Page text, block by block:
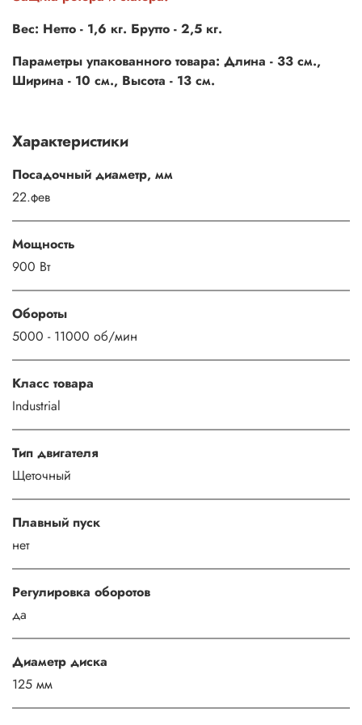
Вес: Нетто - 1,6 кг. Брутто - 2,5 кг.
Параметры упакованного товара: Длина - 33 см.,
Ширина - 10 см., Высота - 13 см.
Характеристики
Посадочный диаметр, мм
22.фев
Мощность
900 Вт
Обороты
5000 - 11000 об/мин
Класс товара
Industrial
Тип двигателя
Щеточный
Плавный пуск
нет
Регулировка оборотов
да
Диаметр диска
125 мм